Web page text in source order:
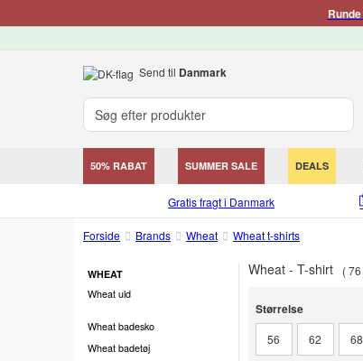
Send til Danmark
50% RABAT SUMMER SALE DEALS
Gratis fragt i Danmark
Forside Brands Wheat Wheat t-shirts
WHEAT
Wheat uld
Wheat badesko
Wheat badetøj
Wheat - T-shirt
76
Størrelse
56 62 68